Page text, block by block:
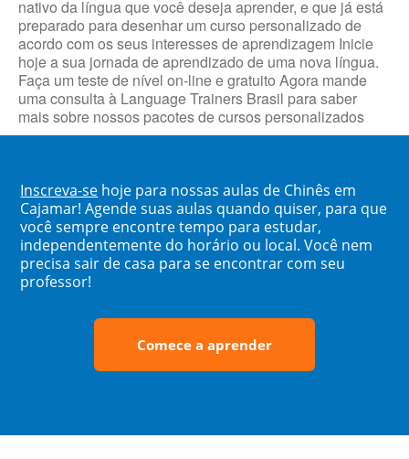
nativo da língua que você deseja aprender, e que já está
preparado para desenhar um curso personalizado de
acordo com os seus interesses de aprendizagem Inicie
hoje a sua jornada de aprendizado de uma nova língua.
Faça um teste de nível on-line e gratuito Agora mande
uma consulta à Language Trainers Brasil para saber
mais sobre nossos pacotes de cursos personalizados
Inscreva-se hoje para nossas aulas de Chinês em
Cajamar! Agende suas aulas quando quiser, para que
você sempre encontre tempo para estudar,
independentemente do horário ou local. Você nem
precisa sair de casa para se encontrar com seu
professor!
Comece a aprender